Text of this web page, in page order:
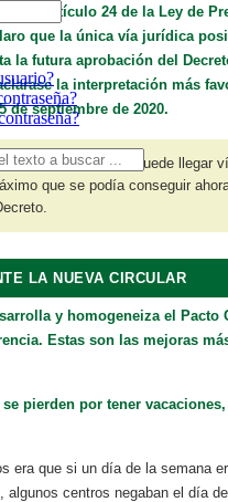
el artículo 24 de la Ley de
que la única vía jurídica
la futura aprobación del
la interpretación más
de septiembre de 2020.
de teletrabajo solo puede llegar
que se podía conseguir
LA NUEVA CIRCULAR
y homogeneiza el Pacto
Estas son las mejoras
pierden por tener
era que si un día de la semana
centros negaban el día